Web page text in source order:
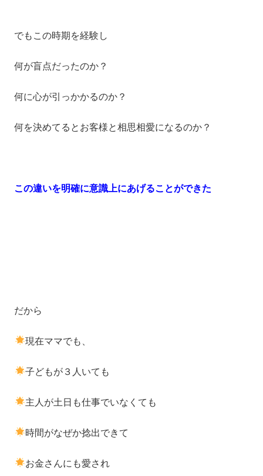
でもこの時期を経験し
何が盲点だったのか？
何に心が引っかかるのか？
何を決めてるとお客様と相思相愛になるのか？
この違いを明確に意識上にあげることができた
だから
現在ママでも、
子どもが３人いても
主人が土日も仕事でいなくても
時間がなぜか捻出できて
お金さんにも愛され